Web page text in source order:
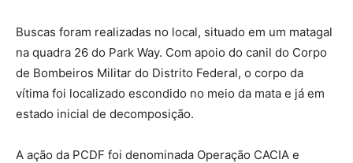
Buscas foram realizadas no local, situado em um matagal
na quadra 26 do Park Way. Com apoio do canil do Corpo
de Bombeiros Militar do Distrito Federal, o corpo da
vítima foi localizado escondido no meio da mata e já em
estado inicial de decomposição.
A ação da PCDF foi denominada Operação CACIA e